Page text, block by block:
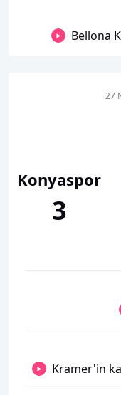
Bellona
Konyaspor
3
27
Kramer'in